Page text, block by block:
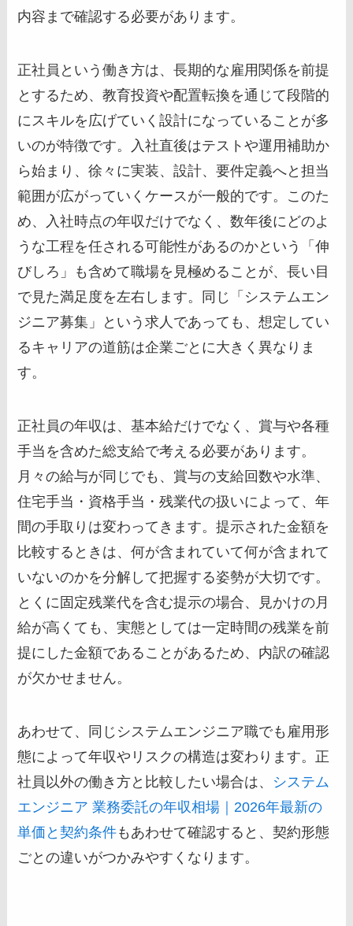
内容まで確認する必要があります。
正社員という働き方は、長期的な雇用関係を前提
とするため、教育投資や配置転換を通じて段階的
にスキルを広げていく設計になっていることが多
いのが特徴です。入社直後はテストや運用補助か
ら始まり、徐々に実装、設計、要件定義へと担当
範囲が広がっていくケースが一般的です。このた
め、入社時点の年収だけでなく、数年後にどのよ
うな工程を任される可能性があるのかという「伸
びしろ」も含めて職場を見極めることが、長い目
で見た満足度を左右します。同じ「システムエン
ジニア募集」という求人であっても、想定してい
るキャリアの道筋は企業ごとに大きく異なりま
す。
正社員の年収は、基本給だけでなく、賞与や各種
手当を含めた総支給で考える必要があります。
月々の給与が同じでも、賞与の支給回数や水準、
住宅手当・資格手当・残業代の扱いによって、年
間の手取りは変わってきます。提示された金額を
比較するときは、何が含まれていて何が含まれて
いないのかを分解して把握する姿勢が大切です。
とくに固定残業代を含む提示の場合、見かけの月
給が高くても、実態としては一定時間の残業を前
提にした金額であることがあるため、内訳の確認
が欠かせません。
あわせて、同じシステムエンジニア職でも雇用形
態によって年収やリスクの構造は変わります。正
社員以外の働き方と比較したい場合は、 システム
エンジニア 業務委託の年収相場｜2026年最新の
単価と契約条件もあわせて確認すると、契約形態
ごとの違いがつかみやすくなります。